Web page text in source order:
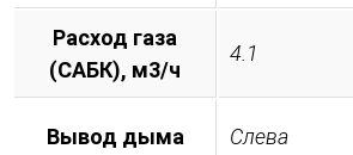
Расход газа
(САБК), м3/ч
4.1
Вывод дыма Слева